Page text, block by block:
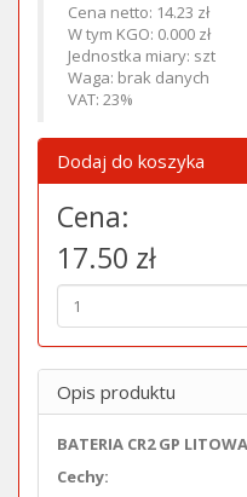
Cena netto: 14.23 zł
W tym KGO: 0.000 zł
Jednostka miary: szt
Waga: brak danych
VAT: 23%
Dodaj do koszyka
Cena:
17.50 zł
Opis produktu
BATERIA CR2 GP
Cechy: